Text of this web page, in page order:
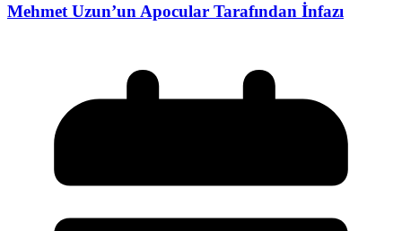
Mehmet Uzun’un Apocular Tarafından İnfazı